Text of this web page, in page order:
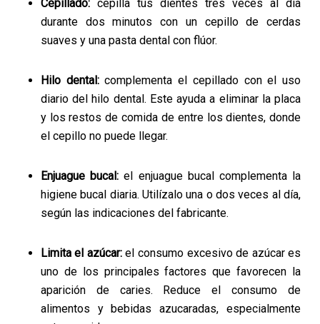
Cepillado: cepilla tus dientes tres veces al día
durante dos minutos con un cepillo de cerdas
suaves y una pasta dental con flúor.
Hilo dental:complementa el cepillado con el uso
diario del hilo dental. Este ayuda a eliminar la placa
y los restos de comida de entre los dientes, donde
el cepillo no puede llegar.
Enjuague bucal:el enjuague bucal complementa la
higiene bucal diaria. Utilízalo una o dos veces al día,
según las indicaciones del fabricante.
Limita el azúcar:el consumo excesivo de azúcar es
uno de los principales factores que favorecen la
aparición de caries. Reduce el consumo de
alimentos y bebidas azucaradas, especialmente